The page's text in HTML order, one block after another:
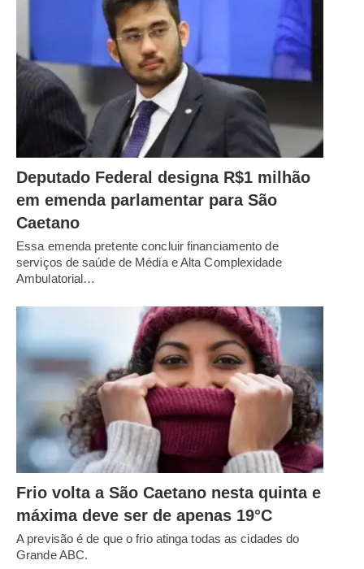
Deputado Federal designa R$1 milhão
em emenda parlamentar para São
Caetano
Essa emenda pretente concluir financiamento de
serviços de saúde de Média e Alta Complexidade
Ambulatorial…
Frio volta a São Caetano nesta quinta e
máxima deve ser de apenas 19°C
A previsão é de que o frio atinga todas as cidades do
Grande ABC.